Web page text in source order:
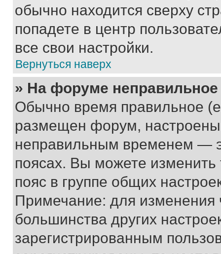
обычно находится сверху
попадете в центр
все свои настройки.
Вернуться наверх
» На форуме
Обычно время правильное
размещен форум, настроены
неправильным временем —
поясах. Вы можете изменить
пояс в группе общих
Примечание: для изменения
большинства других
зарегистрированным